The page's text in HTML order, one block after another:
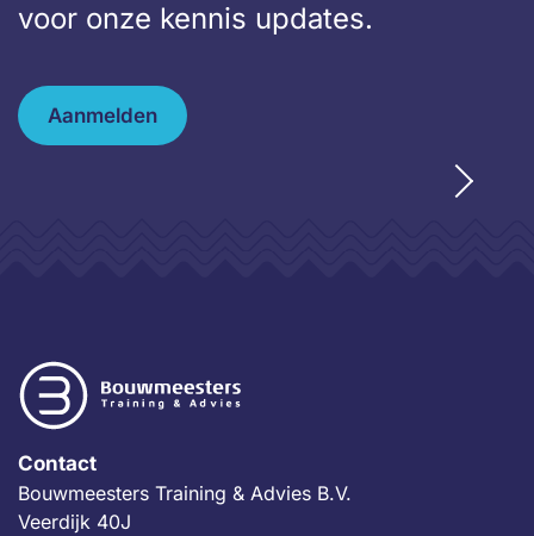
voor onze kennis updates.
Aanmelden
Contact
Bouwmeesters Training & Advies B.V.
Veerdijk 40J